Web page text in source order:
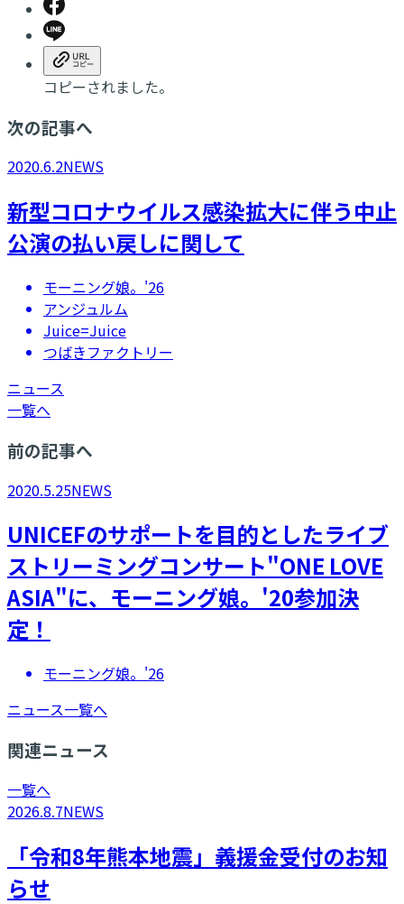
コピーされました。
次の記事へ
2020.6.2NEWS
新型コロナウイルス感染拡大に伴う中止
公演の払い戻しに関して
モーニング娘。'26
アンジュルム
Juice=Juice
つばきファクトリー
ニュース
一覧へ
前の記事へ
2020.5.25NEWS
UNICEFのサポートを目的としたライブ
ストリーミングコンサート"ONE LOVE
ASIA"に、モーニング娘。'20参加決
定！
モーニング娘。'26
ニュース一覧へ
関連ニュース
一覧へ
2026.8.7NEWS
「令和8年熊本地震」義援金受付のお知
らせ